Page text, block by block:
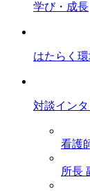
学び・成長
はたらく
対談イン
看護
所長